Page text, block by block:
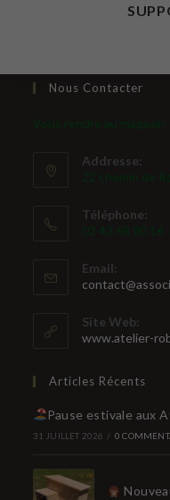
Nous Contacter
Vous rendre au magasin
Addresse:
22 chemin de
Téléphone:
02 43 68 80 16
Email:
Site Web:
www.atelier-
Articles Récents
Pause estivale aux
31 JUILLET 2026 / 0